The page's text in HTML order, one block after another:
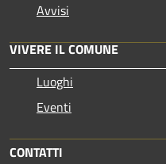
Avvisi
VIVERE IL COMUNE
Luoghi
Eventi
CONTATTI